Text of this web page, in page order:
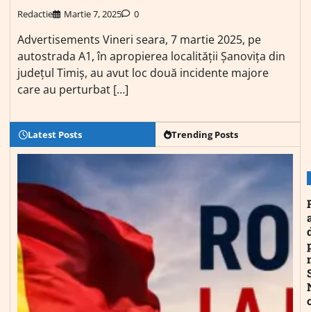
Redactie Martie 7, 2025 0
Advertisements Vineri seara, 7 martie 2025, pe
autostrada A1, în apropierea localității Șanovița din
județul Timiș, au avut loc două incidente majore
care au perturbat […]
Latest Posts Trending Posts